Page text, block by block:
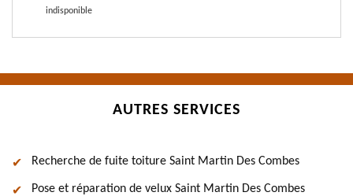
indisponible
AUTRES SERVICES
Recherche de fuite toiture Saint Martin Des Combes
Pose et réparation de velux Saint Martin Des Combes